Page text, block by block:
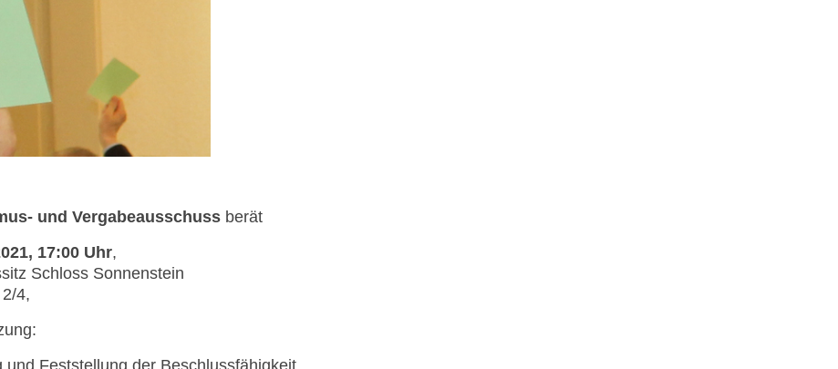
und Vergabeausschuss berät
17:00 Uhr,
Schloss Sonnenstein
4,
Feststellung der Beschlussfähigkeit